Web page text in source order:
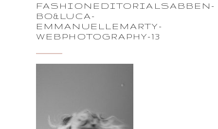
FASHIONEDITORIALSABBEN-
BO&LUCA-
EMMANUELLEMARTY-
WEBPHOTOGRAPHY-13